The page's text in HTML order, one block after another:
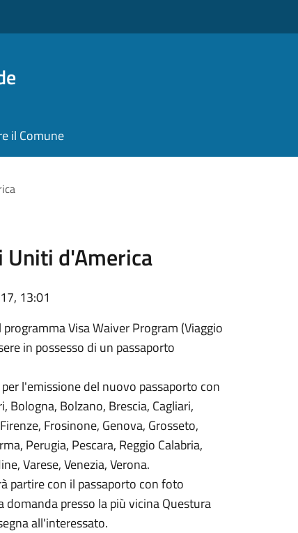
il Comune
Uniti d'America
13:01
Visa Waiver Program (Viaggio
in possesso di un passaporto
l'emissione del nuovo passaporto con
Bolzano, Brescia, Cagliari,
Frosinone, Genova, Grosseto,
Perugia, Pescara, Reggio Calabria,
Varese, Venezia, Verona.
partire con il passaporto con foto
domanda presso la più vicina Questura
all'interessato.